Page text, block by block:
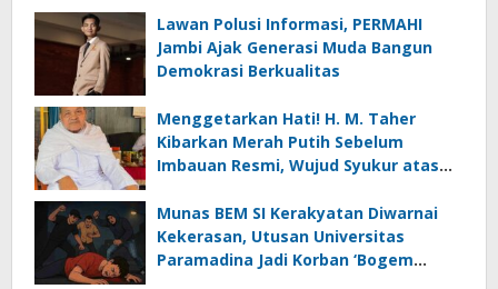
Lawan Polusi Informasi, PERMAHI
Jambi Ajak Generasi Muda Bangun
Demokrasi Berkualitas
Menggetarkan Hati! H. M. Taher
Kibarkan Merah Putih Sebelum
Imbauan Resmi, Wujud Syukur atas
Munas BEM SI Kerakyatan Diwarnai
Kekerasan, Utusan Universitas
Paramadina Jadi Korban ‘Bogem